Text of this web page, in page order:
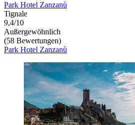
Park Hotel Zanzanù
Tignale
9,4/10
Außergewöhnlich
(58 Bewertungen)
Park Hotel Zanzanù